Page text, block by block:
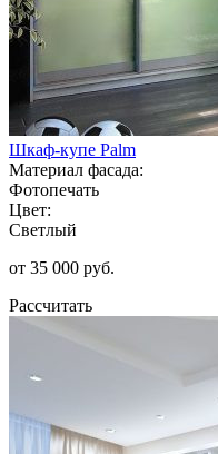
Шкаф-купе Palm
Материал фасада:
Фотопечать
Цвет:
Светлый
от 35 000 руб.
Рассчитать